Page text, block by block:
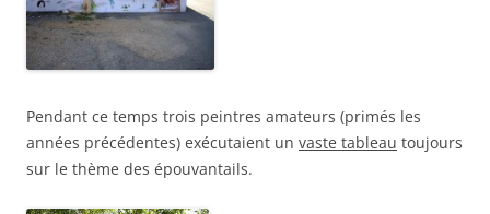
Pendant ce temps trois peintres amateurs (primés les
années précédentes) exécutaient un vaste tableau toujours
sur le thème des épouvantails.